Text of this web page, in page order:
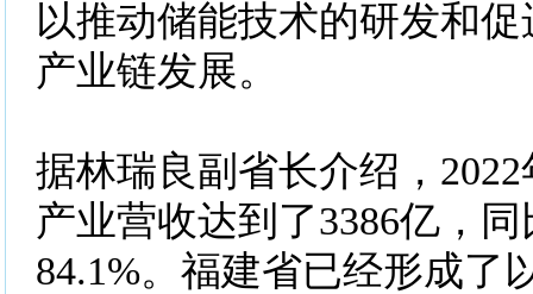
以推动储能技术的研发和
产业链发展。
据林瑞良副省长介绍，
产业营收达到了3386亿，
84.1%。福建省已经形成了